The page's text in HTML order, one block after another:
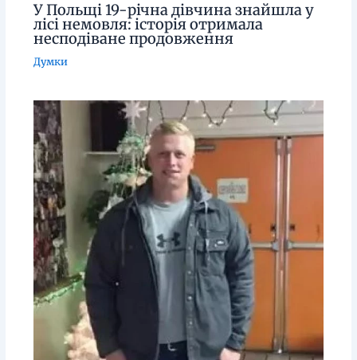
У Польщі 19-річна дівчина знайшла у
лісі немовля: історія отримала
несподіване продовження
Думки